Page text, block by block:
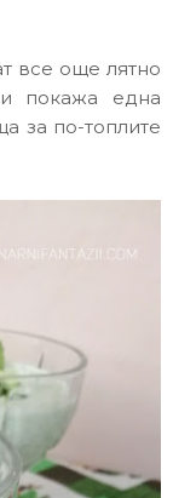
все още лятно
покажа една
за по-топлите